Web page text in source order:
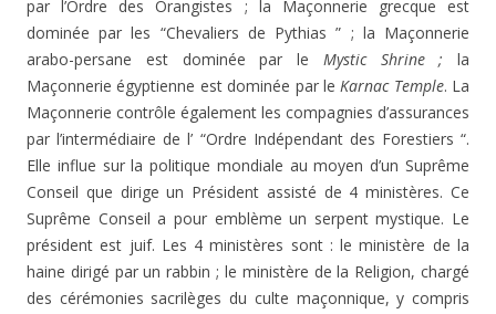
par l’Ordre des Orangistes ; la Maçonnerie grecque est
dominée par les “Chevaliers de Pythias ” ; la Maçonnerie
arabo-persane est dominée par le Mystic Shrine ; la
Maçonnerie égyptienne est dominée par leKarnac Temple. La
Maçonnerie contrôle également les compagnies d’assurances
par l’intermédiaire de l’ “Ordre Indépendant des Forestiers “.
Elle influe sur la politique mondiale au moyen d’un Suprême
Conseil que dirige un Président assisté de 4 ministères. Ce
Suprême Conseil a pour emblème un serpent mystique. Le
président est juif. Les 4 ministères sont : le ministère de la
haine dirigé par un rabbin ; le ministère de la Religion, chargé
des cérémonies sacrilèges du culte maçonnique, y compris